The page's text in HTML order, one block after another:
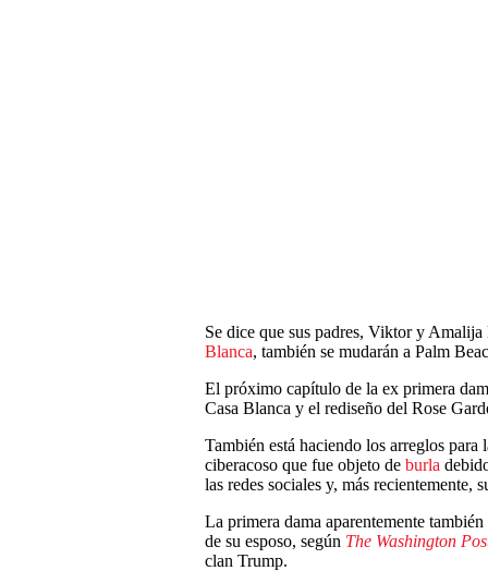
Se dice que sus padres, Viktor y
Blanca, también se mudarán a Palm
El próximo capítulo de la ex primera
Casa Blanca y el rediseño del Rose
También está haciendo los arreglos
ciberacoso que fue objeto de burla
las redes sociales y, más recientemente,
La primera dama aparentemente
de su esposo, según The Washington
clan Trump.